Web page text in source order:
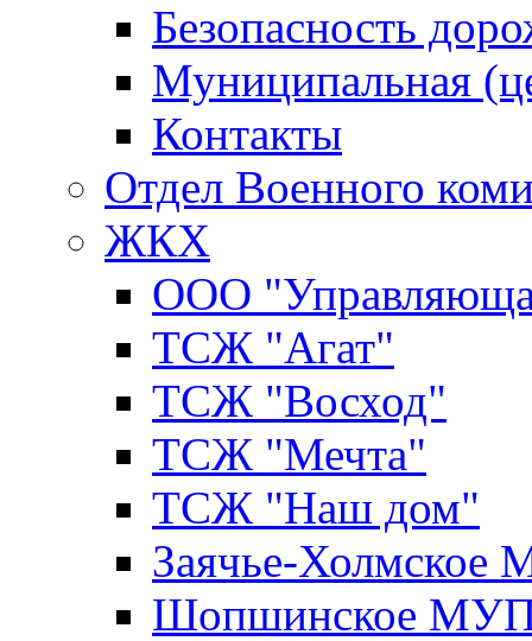
Безопасность
Муниципальная
Контакты
Отдел Военного
ЖКХ
ООО
ТСЖ "Агат"
ТСЖ "Восход"
ТСЖ "Мечта"
ТСЖ "Наш дом"
Заячье-
Шопшинское